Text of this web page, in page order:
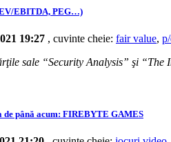
EBITDA, PEG…)
19:27 , cuvinte cheie: fair value,
sale “Security Analysis” şi “The
până acum: FIREBYTE GAMES